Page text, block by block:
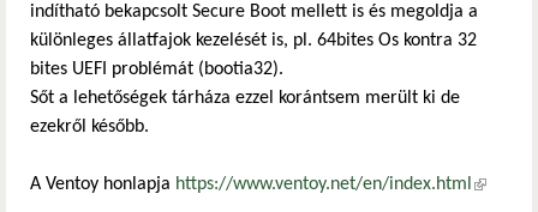
indítható bekapcsolt Secure Boot mellett is és megoldja a
különleges állatfajok kezelését is, pl. 64bites Os kontra 32
bites UEFI problémát (bootia32).
Sőt a lehetőségek tárháza ezzel korántsem merült ki de
ezekről később.
A Ventoy honlapja https://www.ventoy.net/en/index.html (külső